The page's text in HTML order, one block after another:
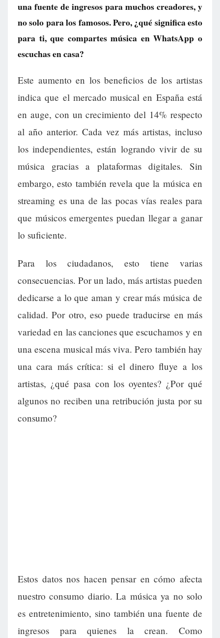
una fuente de ingresos para muchos creadores, y
no solo para los famosos. Pero, ¿qué significa esto
para ti, que compartes música en WhatsApp o
escuchas en casa?
Este aumento en los beneficios de los artistas
indica que el mercado musical en España está
en auge, con un crecimiento del 14% respecto
al año anterior. Cada vez más artistas, incluso
los independientes, están logrando vivir de su
música gracias a plataformas digitales. Sin
embargo, esto también revela que la música en
streaming es una de las pocas vías reales para
que músicos emergentes puedan llegar a ganar
lo suficiente.
Para los ciudadanos, esto tiene varias
consecuencias. Por un lado, más artistas pueden
dedicarse a lo que aman y crear más música de
calidad. Por otro, eso puede traducirse en más
variedad en las canciones que escuchamos y en
una escena musical más viva. Pero también hay
una cara más crítica: si el dinero fluye a los
artistas, ¿qué pasa con los oyentes? ¿Por qué
algunos no reciben una retribución justa por su
consumo?
Estos datos nos hacen pensar en cómo afecta
nuestro consumo diario. La música ya no solo
es entretenimiento, sino también una fuente de
ingresos para quienes la crean. Como